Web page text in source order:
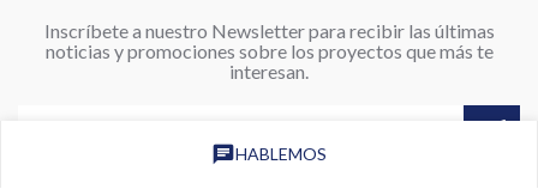
chatHABLEMOS
Inscríbete a nuestro Newsletter para recibir las últimas
noticias y promociones sobre los proyectos que más te
interesan.